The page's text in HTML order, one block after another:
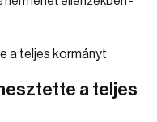
a teljes